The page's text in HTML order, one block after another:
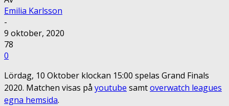
Emilia Karlsson
-
9 oktober, 2020
78
0
Lördag, 10 Oktober klockan 15:00 spelas Grand Finals
2020. Matchen visas på youtube samtoverwatch leagues
egna hemsida.